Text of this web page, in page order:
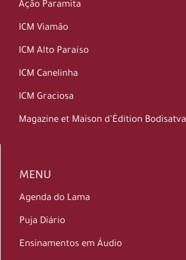
Ação Paramita
ICM Viamão
ICM Alto Paraíso
ICM Canelinha
ICM Graciosa
Magazine et Maison d’Édition Bodisatva
MENU
Agenda do Lama
Puja Diário
Ensinamentos em Áudio